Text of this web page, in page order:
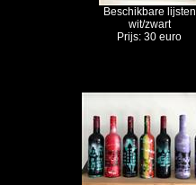
Beschikbare lijsten
wit/zwart
Prijs: 30 euro